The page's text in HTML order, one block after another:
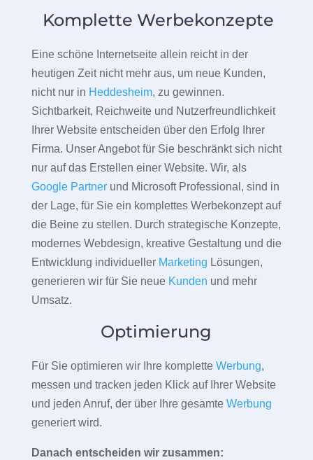
Komplette Werbekonzepte
Eine schöne Internetseite allein reicht in der
heutigen Zeit nicht mehr aus, um neue Kunden,
nicht nur in Heddesheim, zu gewinnen.
Sichtbarkeit, Reichweite und Nutzerfreundlichkeit
Ihrer Website entscheiden über den Erfolg Ihrer
Firma. Unser Angebot für Sie beschränkt sich nicht
nur auf das Erstellen einer Website. Wir, als
Google Partnerund Microsoft Professional, sind in
der Lage, für Sie ein komplettes Werbekonzept auf
die Beine zu stellen. Durch strategische Konzepte,
modernes Webdesign, kreative Gestaltung und die
Entwicklung individueller Marketing Lösungen,
generieren wir für Sie neue Kunden und mehr
Umsatz.
Optimierung
Für Sie optimieren wir Ihre komplette Werbung,
messen und tracken jeden Klick auf Ihrer Website
und jeden Anruf, der über Ihre gesamte Werbung
generiert wird.
Danach entscheiden wir zusammen: